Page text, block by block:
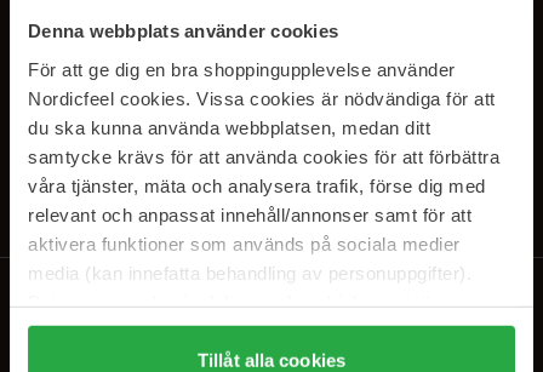
Denna webbplats använder cookies
För att ge dig en bra shoppingupplevelse använder
Nordicfeel cookies. Vissa cookies är nödvändiga för att
du ska kunna använda webbplatsen, medan ditt
samtycke krävs för att använda cookies för att förbättra
våra tjänster, mäta och analysera trafik, förse dig med
relevant och anpassat innehåll/annonser samt för att
aktivera funktioner som används på sociala medier
media (kan innefatta behandling av personuppgifter).
Genom att trycka på "Tillåt alla cookies" accepterar du
alla cookies, medan du under "Detaljer" kan anpassa
Tillåt alla cookies
PRENUMERERA PÅ VÅRA
NYHETSBREV
E-postadress
Genom att prenumerera accepterar du vårIntegritetspolicy.